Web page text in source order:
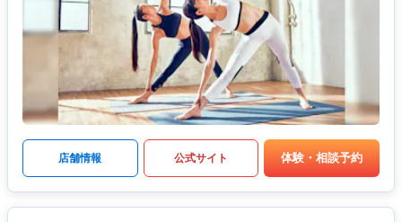
店舗情報 公式サイト 体験・相談予約